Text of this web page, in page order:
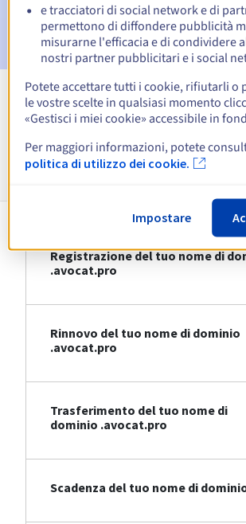
Email dopo il Redemption Grace Period
cancellazione del nome di dominio
Visualizza tutte le
Informazioni su
Registrazione del tuo nome di
.avocat.pro
Rinnovo del tuo nome di dominio
.avocat.pro
Trasferimento del tuo nome di
dominio .avocat.pro
Scadenza del tuo nome di
e tracciatori di social network e di
permettono di diffondere pubblicità
misurarne l'efficacia e di condividere
nostri partner pubblicitari e i social
Potete accettare tutti i cookie, rifiutarli o
le vostre scelte in qualsiasi momento
«Gestisci i miei cookie» accessibile in
Per maggiori informazioni, potete
politica di utilizzo dei cookie.
Impostare